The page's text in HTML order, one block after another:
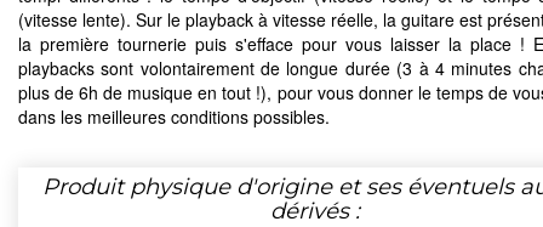
(vitesse lente). Sur le playback à vitesse réelle, la guitare est
la première tournerie puis s'efface pour vous laisser la place !
playbacks sont volontairement de longue durée (3 à 4 minutes
plus de 6h de musique en tout !), pour vous donner le temps de
dans les meilleures conditions possibles.
Produit physique d'origine et ses éventuels
dérivés :